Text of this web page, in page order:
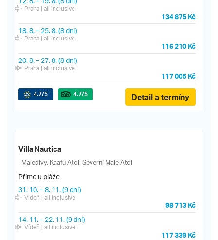
Praha| all inclusive
134 875 Kč
18. 8.– 25. 8.(8 dní)
Praha| all inclusive
116 210 Kč
20. 8.– 27. 8.(8 dní)
Praha| all inclusive
117 005 Kč
4.7/5 4.7/5 Detail a termíny
Villa Nautica
Maledivy, Kaafu Atol, Severní Male Atol
Přímo u pláže
31. 10.–8. 11.(9 dní)
Vídeň | all inclusive
98 713 Kč
14. 11.– 22. 11.(9 dní)
Vídeň | all inclusive
117 339 Kč